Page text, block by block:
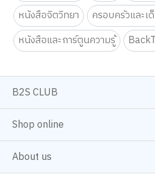
หนังสือจิตวิทยา
ครอบครัวและเ
หนังสือและการ์ตูนความรู้
B2S CLUB
Shop online
About us